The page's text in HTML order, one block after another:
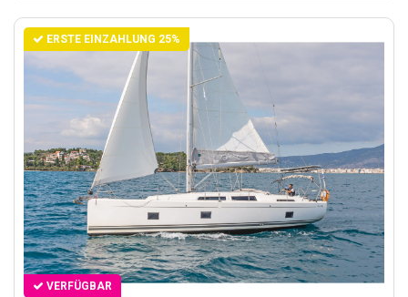
ERSTE EINZAHLUNG 25%
VERFÜGBAR